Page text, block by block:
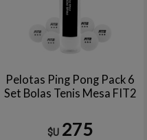
Pelotas Ping Pong Pack 6
Set Bolas Tenis Mesa FIT2
$U 275